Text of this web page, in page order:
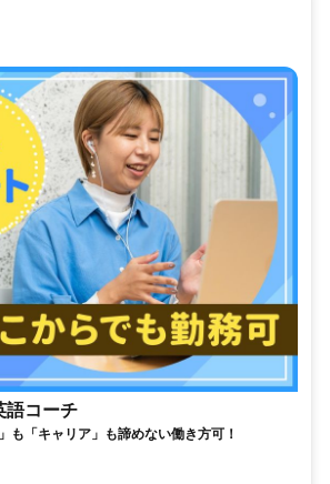
語コーチ
も「キャリア」も諦めない働き方可！